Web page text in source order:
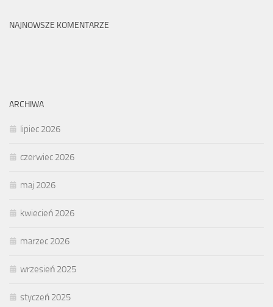
NAJNOWSZE KOMENTARZE
ARCHIWA
lipiec 2026
czerwiec 2026
maj 2026
kwiecień 2026
marzec 2026
wrzesień 2025
styczeń 2025